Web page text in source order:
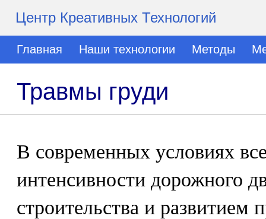
Центр Креативных Технологий
Главная Наши технологии Методы
Травмы груди
В современных условиях
интенсивности дорожного
строительства и